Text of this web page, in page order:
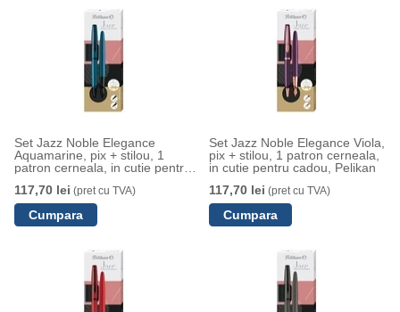
Set Jazz Noble Elegance
Aquamarine, pix + stilou, 1
patron cerneala, in cutie pentru
117,70 lei (pret cu TVA)
Set Jazz Noble Elegance Viola,
pix + stilou, 1 patron cerneala,
in cutie pentru cadou, Pelikan
117,70 lei (pret cu TVA)